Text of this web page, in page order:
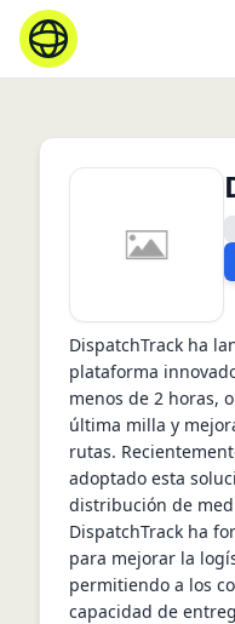
DispatchTrack ha
plataforma
menos de 2 horas,
última milla y
rutas.
adoptado esta
distribución de
DispatchTrack ha
para mejorar la
permitiendo a los
capacidad de